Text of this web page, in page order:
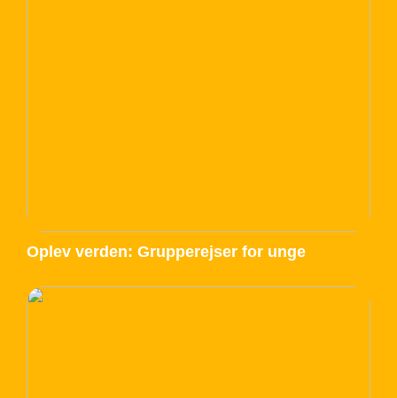
Oplev verden: Grupperejser for unge